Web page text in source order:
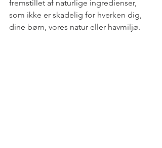
fremstillet af naturlige ingredienser,
som ikke er skadelig for hverken dig,
dine børn, vores natur eller havmiljø.